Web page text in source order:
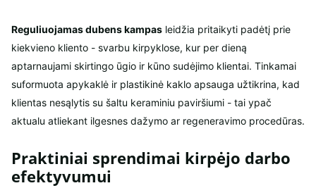
Reguliuojamas dubens kampas leidžia pritaikyti padėtį prie
kiekvieno kliento - svarbu kirpyklose, kur per dieną
aptarnaujami skirtingo ūgio ir kūno sudėjimo klientai. Tinkamai
suformuota apykaklė ir plastikinė kaklo apsauga užtikrina, kad
klientas nesąlytis su šaltu keraminiu paviršiumi - tai ypač
aktualu atliekant ilgesnes dažymo ar regeneravimo procedūras.
Praktiniai sprendimai kirpėjo darbo
efektyvumui